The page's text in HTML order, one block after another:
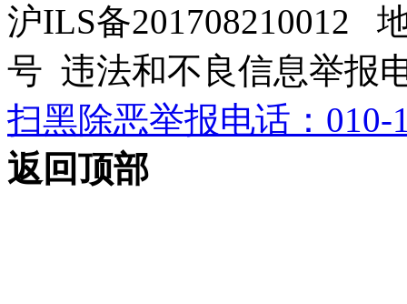
沪ILS备201708210012
号 违法和不良信息举报
扫黑除恶举报电话：010-
返回顶部